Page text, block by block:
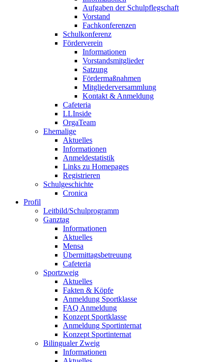
Aufgaben der Schulpflegschaft
Vorstand
Fachkonferenzen
Schulkonferenz
Förderverein
Informationen
Vorstandsmitglieder
Satzung
Fördermaßnahmen
Mitgliederversammlung
Kontakt & Anmeldung
Cafeteria
LLInside
OrgaTeam
Ehemalige
Aktuelles
Informationen
Anmeldestatistik
Links zu Homepages
Registrieren
Schulgeschichte
Cronica
Profil
Leitbild/Schulprogramm
Ganztag
Informationen
Aktuelles
Mensa
Übermittagsbetreuung
Cafeteria
Sportzweig
Aktuelles
Fakten & Köpfe
Anmeldung Sportklasse
FAQ Anmeldung
Konzept Sportklasse
Anmeldung Sportinternat
Konzept Sportinternat
Bilingualer Zweig
Informationen